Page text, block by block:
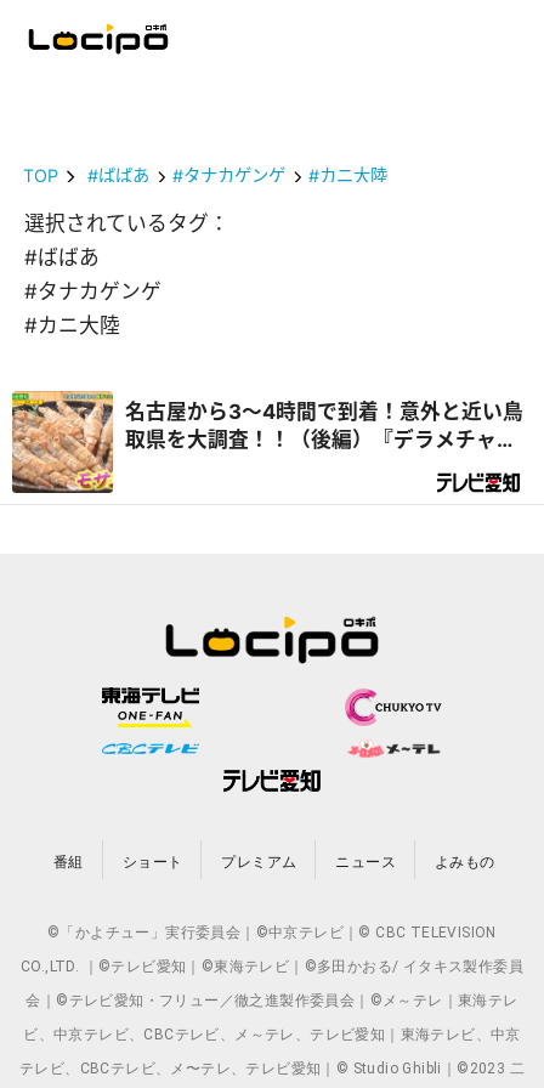
TOP #ばばあ #タナカゲンゲ #カニ大陸
選択されているタグ：
#ばばあ
#タナカゲンゲ
#カニ大陸
名古屋から3～4時間で到着！意外と近い鳥
取県を大調査！！（後編）『デラメチャ気
番組 ショート プレミアム ニュース よみもの
©「かよチュー」実行委員会｜©中京テレビ｜© CBC TELEVISION
CO.,LTD. ｜©テレビ愛知｜©東海テレビ｜©多田かおる/ イタキス製作委員
会｜©テレビ愛知・フリュー／徹之進製作委員会｜©メ～テレ｜東海テレ
ビ、中京テレビ、CBCテレビ、メ～テレ、テレビ愛知｜東海テレビ、中京
テレビ、CBCテレビ、メ〜テレ、テレビ愛知｜© Studio Ghibli｜©2023 二